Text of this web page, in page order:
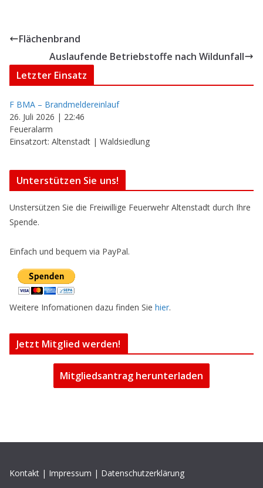
Flächenbrand
Auslaufende Betriebstoffe nach Wildunfall
Letzter Einsatz
F BMA – Brandmeldereinlauf
26. Juli 2026 | 22:46
Feueralarm
Einsatzort: Altenstadt | Waldsiedlung
Unterstützen Sie uns!
Unstersützen Sie die Freiwillige Feuerwehr Altenstadt durch Ihre
Spende.
Einfach und bequem via PayPal.
Weitere Infomationen dazu finden Sie hier.
Jetzt Mitglied werden!
Mitgliedsantrag herunterladen
Kontakt | Impressum | Datenschutzerklärung